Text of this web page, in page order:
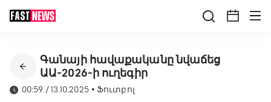
Գանայի հավաքականը նվաճեց
ԱԱ-2026-ի ուղեգիր
00:59 / 13.10.2025 •Ֆուտբոլ